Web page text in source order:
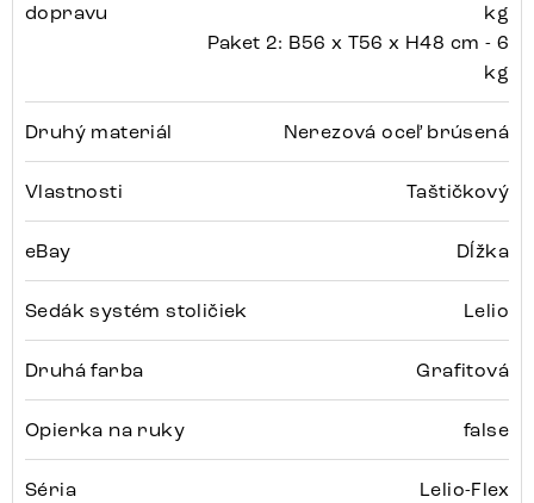
dopravu
kg
Paket 2: B56 x T56 x H48 cm - 6
kg
Druhý materiál Nerezová oceľ brúsená
Vlastnosti Taštičkový
eBay Dĺžka
Sedák systém stoličiek Lelio
Druhá farba Grafitová
Opierka na ruky false
Séria Lelio-Flex